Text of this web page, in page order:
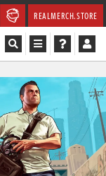
REALMERCH.STORE